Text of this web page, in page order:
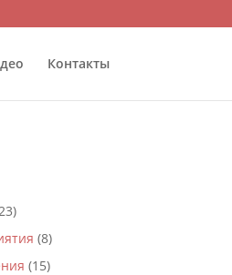
Контакты
(8)
(15)